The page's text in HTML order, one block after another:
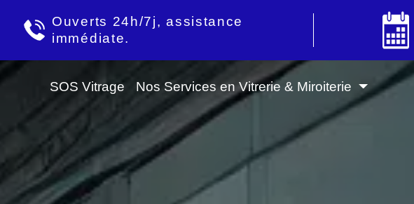
Ouverts 24h/7j, assistance
immédiate.
SOS Vitrage Nos Services en Vitrerie & Miroiterie